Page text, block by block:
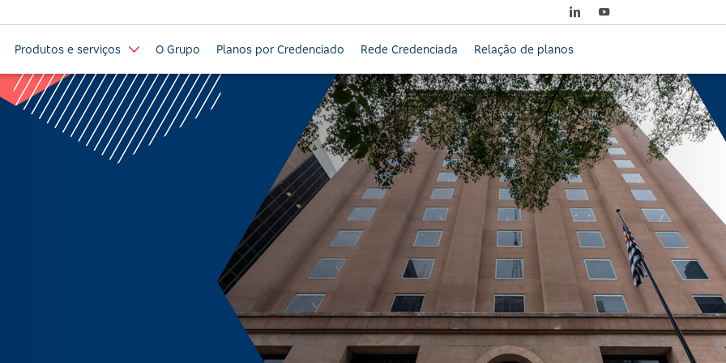
Produtos e serviços O Grupo Planos por Credenciado Rede Credenciada Relação de planos